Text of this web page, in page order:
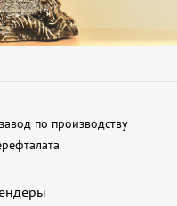
по производству